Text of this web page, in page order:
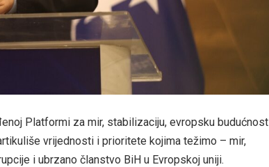
Platformi za mir, stabilizaciju, evropsku budućnost
vrijednosti i prioritete kojima težimo – mir,
i ubrzano članstvo BiH u Evropskoj uniji.